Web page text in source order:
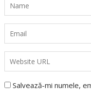
Salvează-mi numele,